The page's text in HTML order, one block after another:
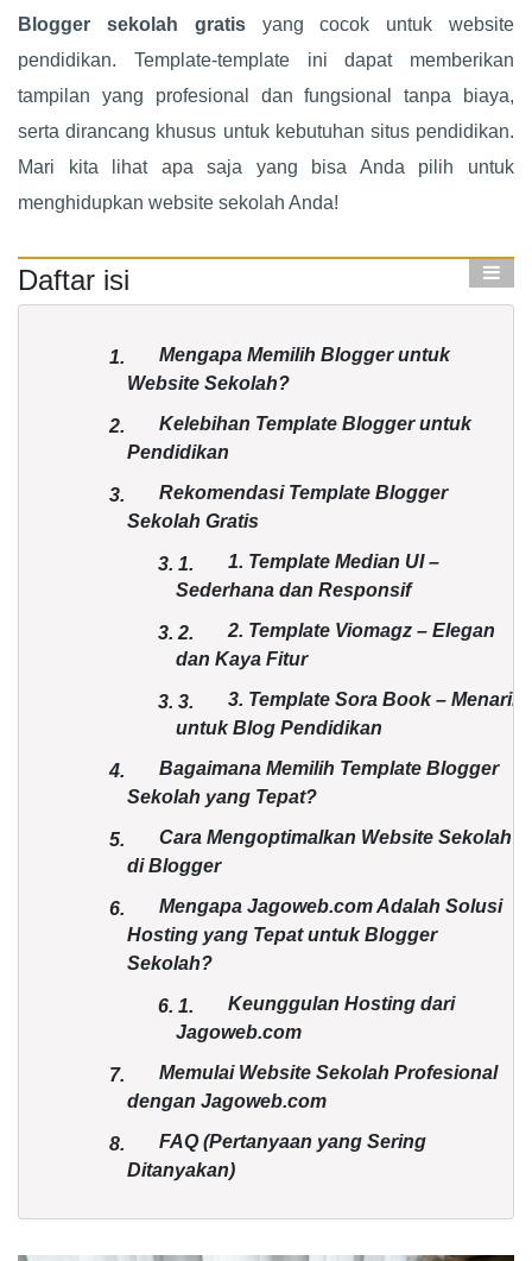
Blogger sekolah gratisyang cocok untuk website
pendidikan. Template-template ini dapat memberikan
tampilan yang profesional dan fungsional tanpa biaya,
serta dirancang khusus untuk kebutuhan situs pendidikan.
Mari kita lihat apa saja yang bisa Anda pilih untuk
menghidupkan website sekolah Anda!
Daftar isi
1.
Mengapa Memilih Blogger untuk
Website Sekolah?
2.
Kelebihan Template Blogger untuk
Pendidikan
3.
Rekomendasi Template Blogger
Sekolah Gratis
3. 1.
1. Template Median UI –
Sederhana dan Responsif
3. 2.
2. Template Viomagz – Elegan
dan Kaya Fitur
3. 3.
3. Template Sora Book – Menarik
untuk Blog Pendidikan
4.
Bagaimana Memilih Template Blogger
Sekolah yang Tepat?
5.
Cara Mengoptimalkan Website Sekolah
di Blogger
6.
Mengapa Jagoweb.com Adalah Solusi
Hosting yang Tepat untuk Blogger
Sekolah?
6. 1.
Keunggulan Hosting dari
Jagoweb.com
7.
Memulai Website Sekolah Profesional
dengan Jagoweb.com
8.
FAQ (Pertanyaan yang Sering
Ditanyakan)